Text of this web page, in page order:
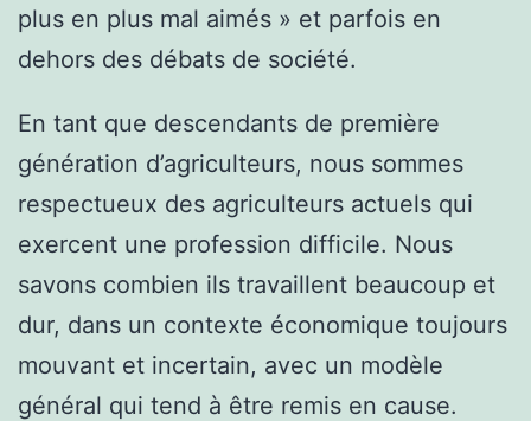
plus en plus mal aimés » et parfois en
dehors des débats de société.
En tant que descendants de première
génération d’agriculteurs, nous sommes
respectueux des agriculteurs actuels qui
exercent une profession difficile. Nous
savons combien ils travaillent beaucoup et
dur, dans un contexte économique toujours
mouvant et incertain, avec un modèle
général qui tend à être remis en cause.